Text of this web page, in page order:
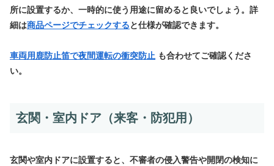
所に設置するか、一時的に使う用途に留めると良いでしょう。詳
細は商品ページでチェックすると仕様が確認できます。
車両用鹿防止笛で夜間運転の衝突防止 も合わせてご確認くださ
い。
玄関・室内ドア（来客・防犯用）
玄関や室内ドアに設置すると、不審者の侵入警告や開閉の検知に